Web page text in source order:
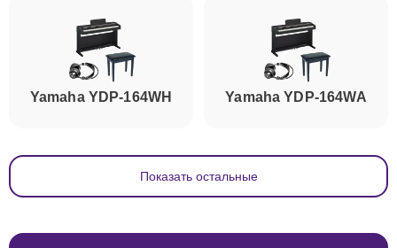
Yamaha YDP-164WH Yamaha YDP-164WA
Показать остальные